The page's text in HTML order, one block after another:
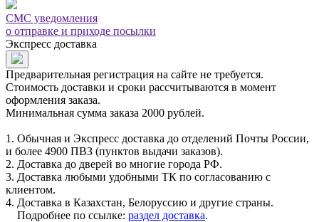
СМС уведомления
о отправке и приходе посылки
Экспресс доставка
Предварительная регистрация на сайте не требуется.
Стоимость доставки и сроки рассчитываются в момент
оформления заказа.
Минимальная сумма заказа 2000 рублей.
1. Обычная и Экспресс доставка до отделений Почты России,
и более 4900 ПВЗ (пунктов выдачи заказов).
2. Доставка до дверей во многие города РФ.
3. Доставка любыми удобными ТК по согласованию с
клиентом.
4. Доставка в Казахстан, Белоруссию и другие страны.
Подробнее по ссылке: раздел доставка.